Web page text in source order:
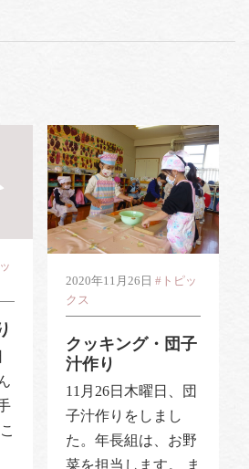
2020年11月26日#トピッ
クス
クッキング・団子
汁作り
11月26日木曜日、団
子汁作りをしまし
た。年長組は、お野
菜を担当します。 ま